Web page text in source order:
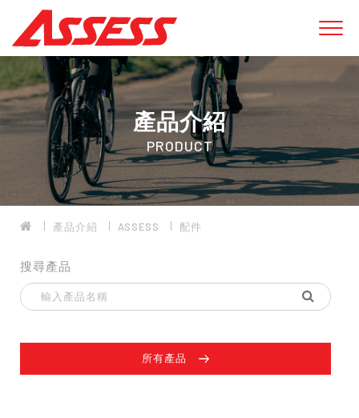
產品介紹
PRODUCT
產品介紹 ASSESS 配件
搜尋產品
所有產品